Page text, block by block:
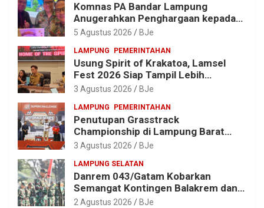
Komnas PA Bandar Lampung
Anugerahkan Penghargaan kepada
Kombes Pol. Alfret Jacob Tilukay
5 Agustus 2026 BJe
LAMPUNG PEMERINTAHAN
Usung Spirit of Krakatoa, Lamsel
Fest 2026 Siap Tampil Lebih
Spektakuler dengan Empat Event
3 Agustus 2026 BJe
LAMPUNG PEMERINTAHAN
Penutupan Grasstrack
Championship di Lampung Barat
Meriah, Dihadiri Ribuan Penonton; Ini
3 Agustus 2026 BJe
LAMPUNG SELATAN
Danrem 043/Gatam Kobarkan
Semangat Kontingen Balakrem dan
Yonif 143/TWEJ di Pembukaan
2 Agustus 2026 BJe